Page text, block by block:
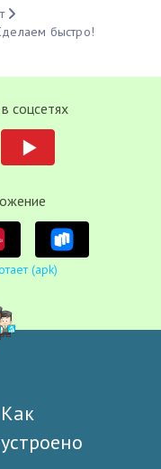
быстро!
соцсетях
(apk)
Как
устроено